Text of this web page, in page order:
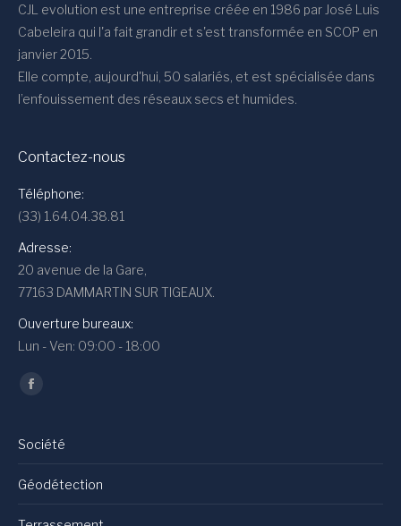
CJL evolution est une entreprise créée en 1986 par José Luis
Cabeleira qui l'a fait grandir et s'est transformée en SCOP en
janvier 2015.
Elle compte, aujourd'hui, 50 salariés, et est spécialisée dans
l’enfouissement des réseaux secs et humides.
Contactez-nous
Téléphone:
(33) 1.64.04.38.81
Adresse:
20 avenue de la Gare,
77163 DAMMARTIN SUR TIGEAUX.
Ouverture bureaux:
Lun - Ven: 09:00 - 18:00
Trouvez nous sur :
Facebook
Société
Géodétection